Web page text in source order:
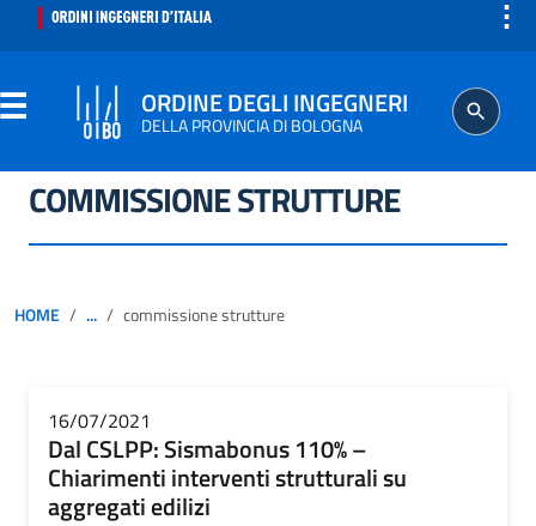
⋮
ORDINE DEGLI INGEGNERI
DELLA PROVINCIA DI BOLOGNA
ORDINE
PROFESSIONE
AGGIORNAMENTO PROFESSIONALE
COMMISSIONE STRUTTURE
HOME ... commissione strutture
16/07/2021
Dal CSLPP: Sismabonus 110% –
Chiarimenti interventi strutturali su
aggregati edilizi